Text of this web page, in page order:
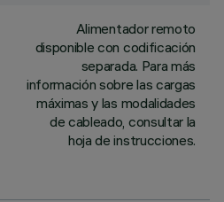
Alimentador remoto
disponible con codificación
separada. Para más
información sobre las cargas
máximas y las modalidades
de cableado, consultar la
hoja de instrucciones.